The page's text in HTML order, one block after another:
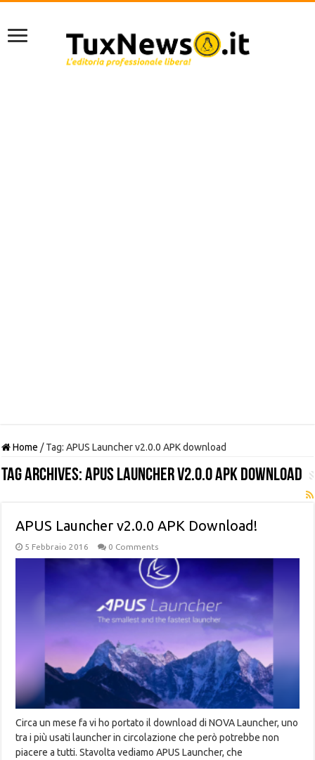
Home / Tag:APUS Launcher v2.0.0 APK download
Tag Archives:APUS Launcher v2.0.0 APK download
APUS Launcher v2.0.0 APK Download!
5 Febbraio 2016 0 Comments
Circa un mese fa vi ho portato il download di NOVA Launcher, uno
tra i più usati launcher in circolazione che però potrebbe non
piacere a tutti. Stavolta vediamo APUS Launcher, che